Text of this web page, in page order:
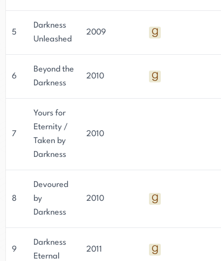
5
Darkness
Unleashed
2009
6
Beyond the
Darkness
2010
7
Yours for
Eternity /
Taken by
Darkness
2010
8
Devoured
by
Darkness
2010
9
Darkness
Eternal
2011